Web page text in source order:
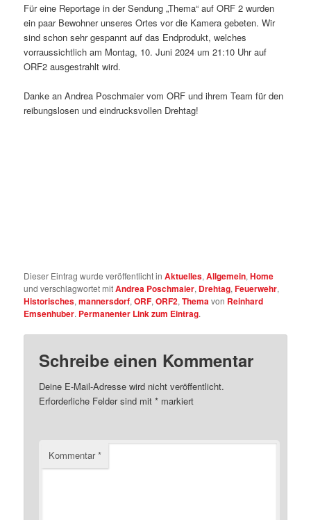
Für eine Reportage in der Sendung „Thema“ auf ORF 2 wurden
ein paar Bewohner unseres Ortes vor die Kamera gebeten. Wir
sind schon sehr gespannt auf das Endprodukt, welches
vorraussichtlich am Montag, 10. Juni 2024 um 21:10 Uhr auf
ORF2 ausgestrahlt wird.
Danke an Andrea Poschmaier vom ORF und ihrem Team für den
reibungslosen und eindrucksvollen Drehtag!
Dieser Eintrag wurde veröffentlicht inAktuelles,Allgemein,Home
und verschlagwortet mitAndrea Poschmaier, Drehtag,Feuerwehr,
Historisches,mannersdorf,ORF,ORF2,Themavon Reinhard
Emsenhuber. Permanenter Link zum Eintrag.
Schreibe einen Kommentar
Deine E-Mail-Adresse wird nicht veröffentlicht.
Erforderliche Felder sind mit* markiert
Kommentar*